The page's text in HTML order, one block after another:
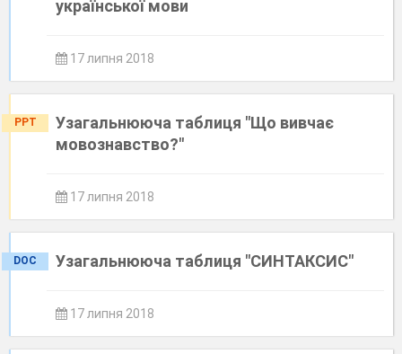
української мови
17 липня 2018
PPT
Узагальнююча таблиця "Що вивчає
мовознавство?"
17 липня 2018
DOC ​Узагальнююча таблиця "СИНТАКСИС"
17 липня 2018